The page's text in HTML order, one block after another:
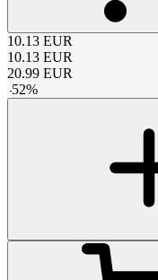
10.13 EUR
10.13 EUR
20.99 EUR
-52%